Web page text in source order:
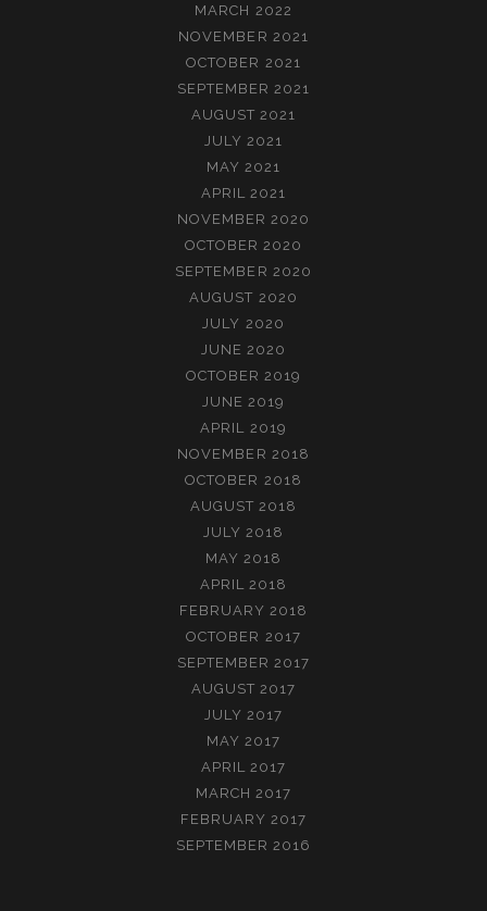
MARCH 2022
NOVEMBER 2021
OCTOBER 2021
SEPTEMBER 2021
AUGUST 2021
JULY 2021
MAY 2021
APRIL 2021
NOVEMBER 2020
OCTOBER 2020
SEPTEMBER 2020
AUGUST 2020
JULY 2020
JUNE 2020
OCTOBER 2019
JUNE 2019
APRIL 2019
NOVEMBER 2018
OCTOBER 2018
AUGUST 2018
JULY 2018
MAY 2018
APRIL 2018
FEBRUARY 2018
OCTOBER 2017
SEPTEMBER 2017
AUGUST 2017
JULY 2017
MAY 2017
APRIL 2017
MARCH 2017
FEBRUARY 2017
SEPTEMBER 2016